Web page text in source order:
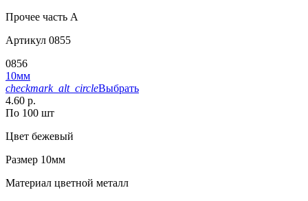
Прочее часть A
Артикул 0855
0856
10мм
checkmark_alt_circleВыбрать
4.60 р.
По 100 шт
Цвет бежевый
Размер 10мм
Материал цветной металл